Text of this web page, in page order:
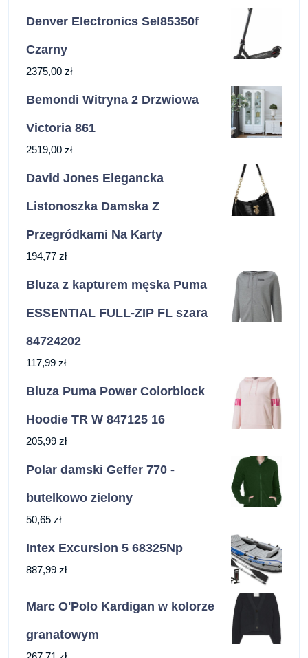
Denver Electronics Sel85350f
Czarny
2375,00 zł
Bemondi Witryna 2 Drzwiowa
Victoria 861
2519,00 zł
David Jones Elegancka
Listonoszka Damska Z
Przegródkami Na Karty
194,77 zł
Bluza z kapturem męska Puma
ESSENTIAL FULL-ZIP FL szara
84724202
117,99 zł
Bluza Puma Power Colorblock
Hoodie TR W 847125 16
205,99 zł
Polar damski Geffer 770 -
butelkowo zielony
50,65 zł
Intex Excursion 5 68325Np
887,99 zł
Marc O'Polo Kardigan w kolorze
granatowym